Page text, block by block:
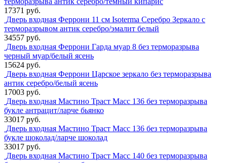
17371 руб.
Дверь входная Феррони 11 см Isoterma Серебро Зеркало с
терморазрывом антик серебро/эмалит белый
34557 руб.
Дверь входная Феррони Гарда муар 8 без терморазрыва
черный муар/белый ясень
15624 руб.
Дверь входная Феррони Царское зеркало без терморазрыва
антик серебро/белый ясень
17003 руб.
Дверь входная Мастино Траст Масс 136 без терморазрыва
букле антрацит/ларче бьянко
33017 руб.
Дверь входная Мастино Траст Масс 136 без терморазрыва
букле шоколад/ларче шоколад
33017 руб.
Дверь входная Мастино Траст Масс 140 без терморазрыва